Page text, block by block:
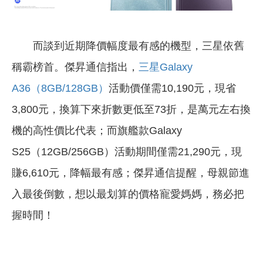
而談到近期降價幅度最有感的機型，三星依舊
稱霸榜首。傑昇通信指出， 三星Galaxy
A36（8GB/128GB） 活動價僅需10,190元，現省
3,800元，換算下來折數更低至73折，是萬元左右換
機的高性價比代表；而旗艦款Galaxy
S25（12GB/256GB）活動期間僅需21,290元，現
賺6,610元，降幅最有感；傑昇通信提醒，母親節進
入最後倒數，想以最划算的價格寵愛媽媽，務必把
握時間！